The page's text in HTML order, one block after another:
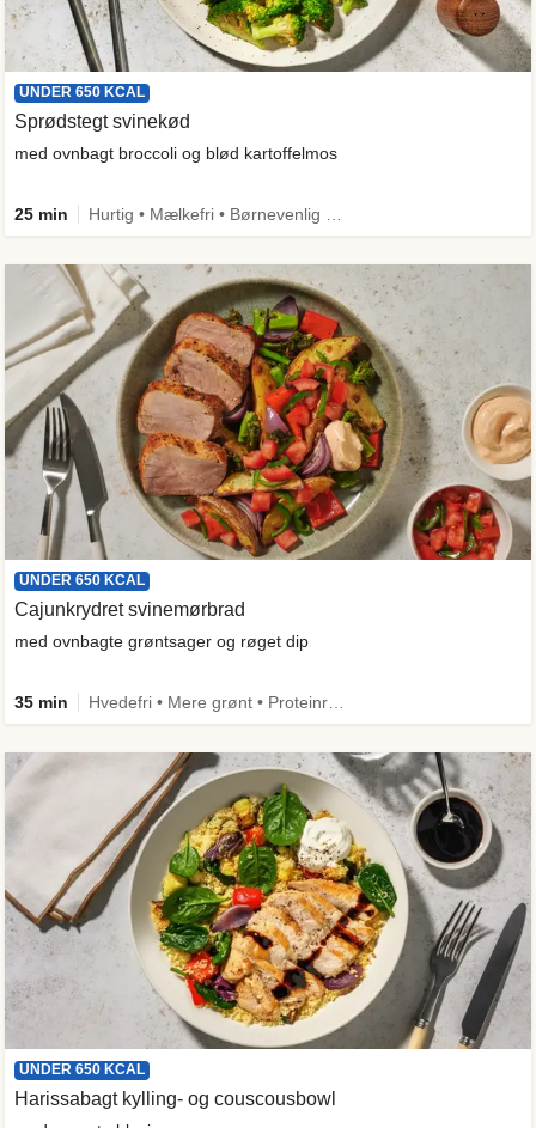
UNDER 650 KCAL
Sprødstegt svinekød
med ovnbagt broccoli og blød kartoffelmos
25 min
UNDER 650 KCAL
Cajunkrydret svinemørbrad
med ovnbagte grøntsager og røget dip
35 min
UNDER 650 KCAL
Harissabagt kylling- og couscousbowl